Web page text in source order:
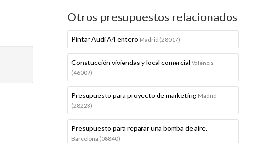
Otros presupuestos relacionados
Pintar Audi A4 entero Madrid (28017)
Constucción viviendas y local comercial Valencia
(46009)
Presupuesto para proyecto de marketing Madrid
(28223)
Presupuesto para reparar una bomba de aire.
Barcelona (08840)